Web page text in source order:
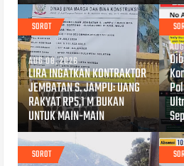
SOROT
AUG 08, 2026
LIRA INGATKAN KONTRAKTOR
JEMBATAN S. JAMPU: UANG
RAKYAT RP5,1 M BUKAN
UNTUK MAIN-MAIN
SOROT